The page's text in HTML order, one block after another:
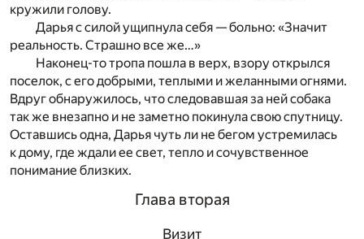
кружили голову.
Дарья с силой ущипнула себя — больно: «Значит
реальность. Страшно все же…»
Наконец-то тропа пошла в верх, взору открылся
поселок, с его добрыми, теплыми и желанными огнями.
Вдруг обнаружилось, что следовавшая за ней собака
так же внезапно и не заметно покинула свою спутницу.
Оставшись одна, Дарья чуть ли не бегом устремилась
к дому, где ждали ее свет, тепло и сочувственное
понимание близких.
Глава вторая
Визит